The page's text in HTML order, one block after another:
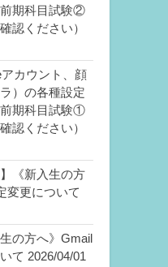
期科目試験②
認ください）
カウント、顔
）の各種設定
期科目試験①
認ください）
《新入生の方
変更について
の方へ》Gmail
て 2026/04/01